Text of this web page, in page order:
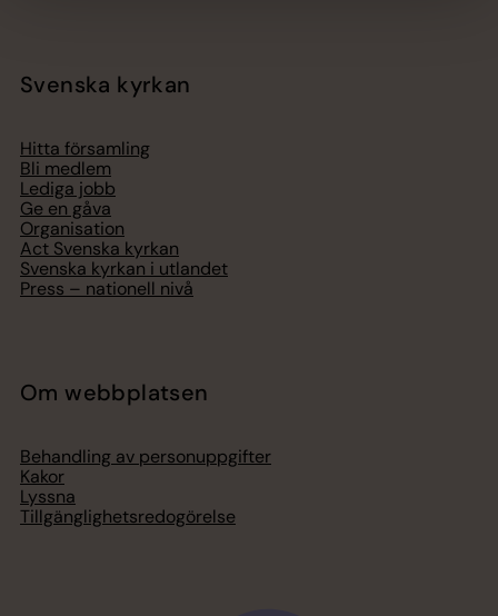
Svenska kyrkan
Hitta församling
Bli medlem
Lediga jobb
Ge en gåva
Organisation
Act Svenska kyrkan
Svenska kyrkan i utlandet
Press – nationell nivå
Om webbplatsen
Behandling av personuppgifter
Kakor
Lyssna
Tillgänglighetsredogörelse